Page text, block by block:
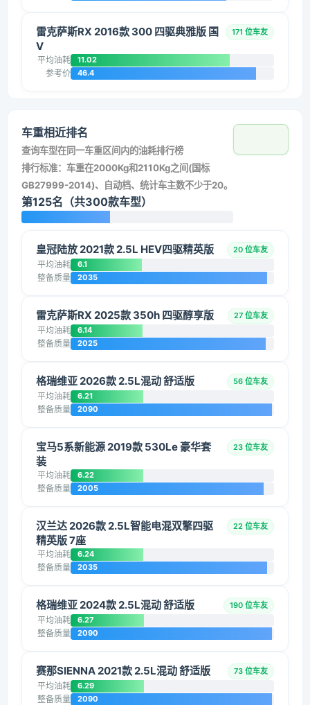
雷克萨斯RX 2016款 300 四驱典雅版 国
V
171 位车友
平均油耗 11.02
参考价 46.4
车重相近排名
查询车型在同一车重区间内的油耗排行榜
排行标准：车重在2000Kg和2110Kg之间(国标
GB27999-2014)、自动档、统计车主数不少于20。
第125名（共300款车型）
皇冠陆放 2021款 2.5L HEV四驱精英版 20 位车友
平均油耗 6.1
整备质量 2035
雷克萨斯RX 2025款 350h 四驱醇享版 27 位车友
平均油耗 6.14
整备质量 2025
格瑞维亚 2026款 2.5L混动 舒适版 56 位车友
平均油耗 6.21
整备质量 2090
宝马5系新能源 2019款 530Le 豪华套
装
23 位车友
平均油耗 6.22
整备质量 2005
汉兰达 2026款 2.5L智能电混双擎四驱
精英版 7座
22 位车友
平均油耗 6.24
整备质量 2035
格瑞维亚 2024款 2.5L混动 舒适版 190 位车友
平均油耗 6.27
整备质量 2090
赛那SIENNA 2021款 2.5L混动 舒适版 73 位车友
平均油耗 6.29
整备质量 2090